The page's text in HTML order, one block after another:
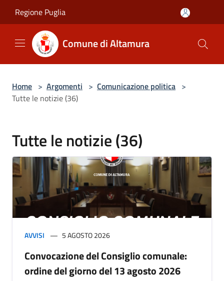
Regione Puglia
Comune di Altamura
Home > Argomenti > Comunicazione politica >
Tutte le notizie (36)
Tutte le notizie (36)
AVVISI 5 AGOSTO 2026
Convocazione del Consiglio comunale:
ordine del giorno del 13 agosto 2026